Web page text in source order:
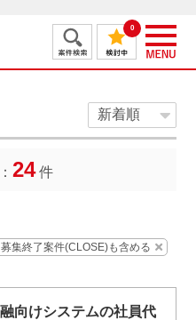
0
24件
募集終了案件(CLOSE)も含める
向けシステムの社員代